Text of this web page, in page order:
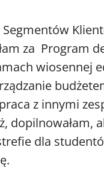
Segmentów
za Program
wiosennej
z innymi
dopilnowałam,
dla